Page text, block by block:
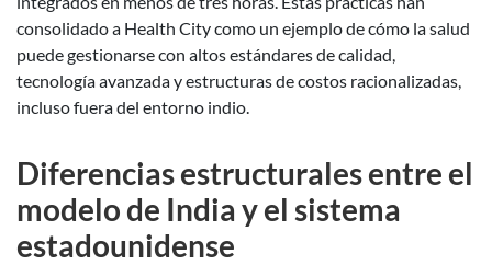
consolidado a Health City como un ejemplo de cómo la salud
puede gestionarse con altos estándares de calidad,
tecnología avanzada y estructuras de costos racionalizadas,
incluso fuera del entorno indio.
Diferencias estructurales entre el
modelo de India y el sistema
estadounidense